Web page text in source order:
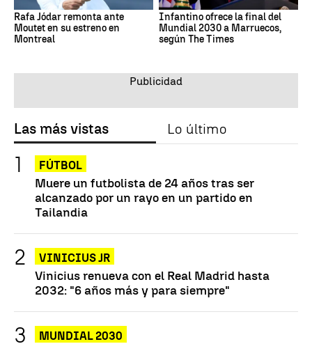
Rafa Jódar remonta ante
Moutet en su estreno en
Montreal
Infantino ofrece la final del
Mundial 2030 a Marruecos,
según The Times
Las más vistas Lo último
FÚTBOL
Muere un futbolista de 24 años tras ser
alcanzado por un rayo en un partido en
Tailandia
VINICIUS JR
Vinicius renueva con el Real Madrid hasta
2032: "6 años más y para siempre"
MUNDIAL 2030